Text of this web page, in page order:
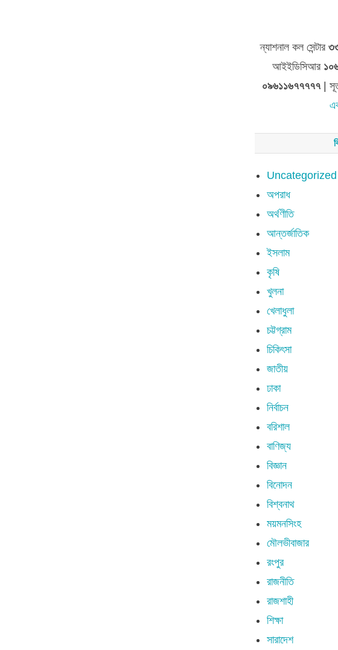
ন্যাশনাল কল সেন্টার
আইইডিসিআর
০৯৬১১৬৭৭৭৭৭|
Uncategorized
অপরাধ
অর্থণীতি
আন্তর্জাতিক
ইসলাম
কৃষি
খুলনা
খেলাধুলা
চট্টগ্রাম
চিকিৎসা
জাতীয়
ঢাকা
নির্বাচন
বরিশাল
বাণিজ্য
বিজ্ঞান
বিনোদন
বিশ্বনাথ
ময়মনসিংহ
মৌলভীবাজার
রংপুর
রাজনীতি
রাজশাহী
শিক্ষা
সারাদেশ